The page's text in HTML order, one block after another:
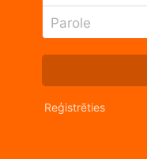
Parole
Reģistrēties